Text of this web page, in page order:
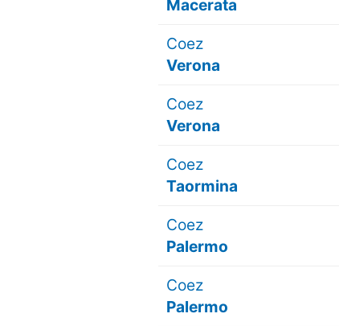
Macerata
Coez
Verona
Coez
Verona
Coez
Taormina
Coez
Palermo
Coez
Palermo